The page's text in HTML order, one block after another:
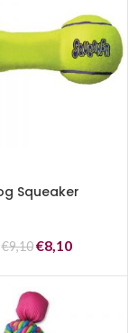
Squeaker
€9,10 €8,10